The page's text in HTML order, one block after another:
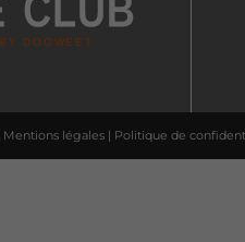
Mentions légales | Politique de